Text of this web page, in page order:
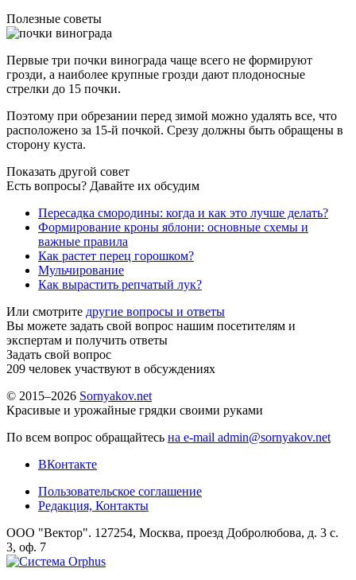
Полезные советы
Первые три почки винограда чаще всего не формируют
грозди, а наиболее крупные грозди дают плодоносные
стрелки до 15 почки.
Поэтому при обрезании перед зимой можно удалять все, что
расположено за 15-й почкой. Срезу должны быть обращены в
сторону куста.
Показать другой совет
Есть вопросы? Давайте их обсудим
Пересадка смородины: когда и как это лучше делать?
Формирование кроны яблони: основные схемы и
важные правила
Как растет перец горошком?
Мульчирование
Как вырастить репчатый лук?
Или смотрите другие вопросы и ответы
Вы можете задать свой вопрос нашим посетителям и
экспертам и получить ответы
Задать свой вопрос
209 человек участвуют в обсуждениях
© 2015–2026 Sornyakov.net
Красивые и урожайные грядки своими руками
По всем вопрос обращайтесь на e-mail admin@sornyakov.net
ВКонтакте
Пользовательское соглашение
Редакция, Контакты
ООО "Вектор". 127254, Москва, проезд Добролюбова, д. 3 с.
3, оф. 7